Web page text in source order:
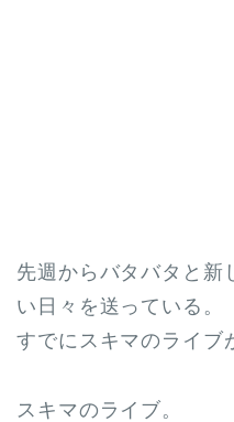
先週からバタバタと新
い日々を送っている。
すでにスキマのライブ
スキマのライブ。